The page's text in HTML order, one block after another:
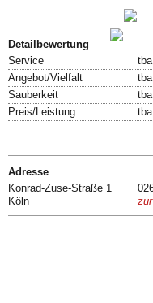
Bewertung abgeben!
Detailbewertung
Service
tba
Angebot/Vielfalt
tba
Sauberkeit
tba
Preis/Leistung
tba
Adresse
Konrad-Zuse-Straße 1
Köln